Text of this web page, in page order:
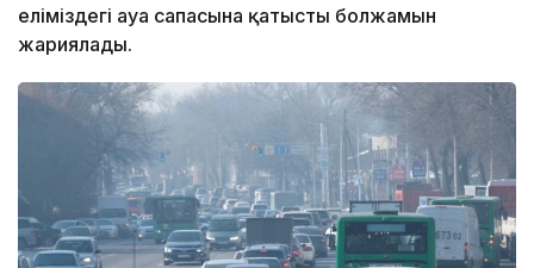
еліміздегі ауа сапасына қатысты болжамын
жариялады.